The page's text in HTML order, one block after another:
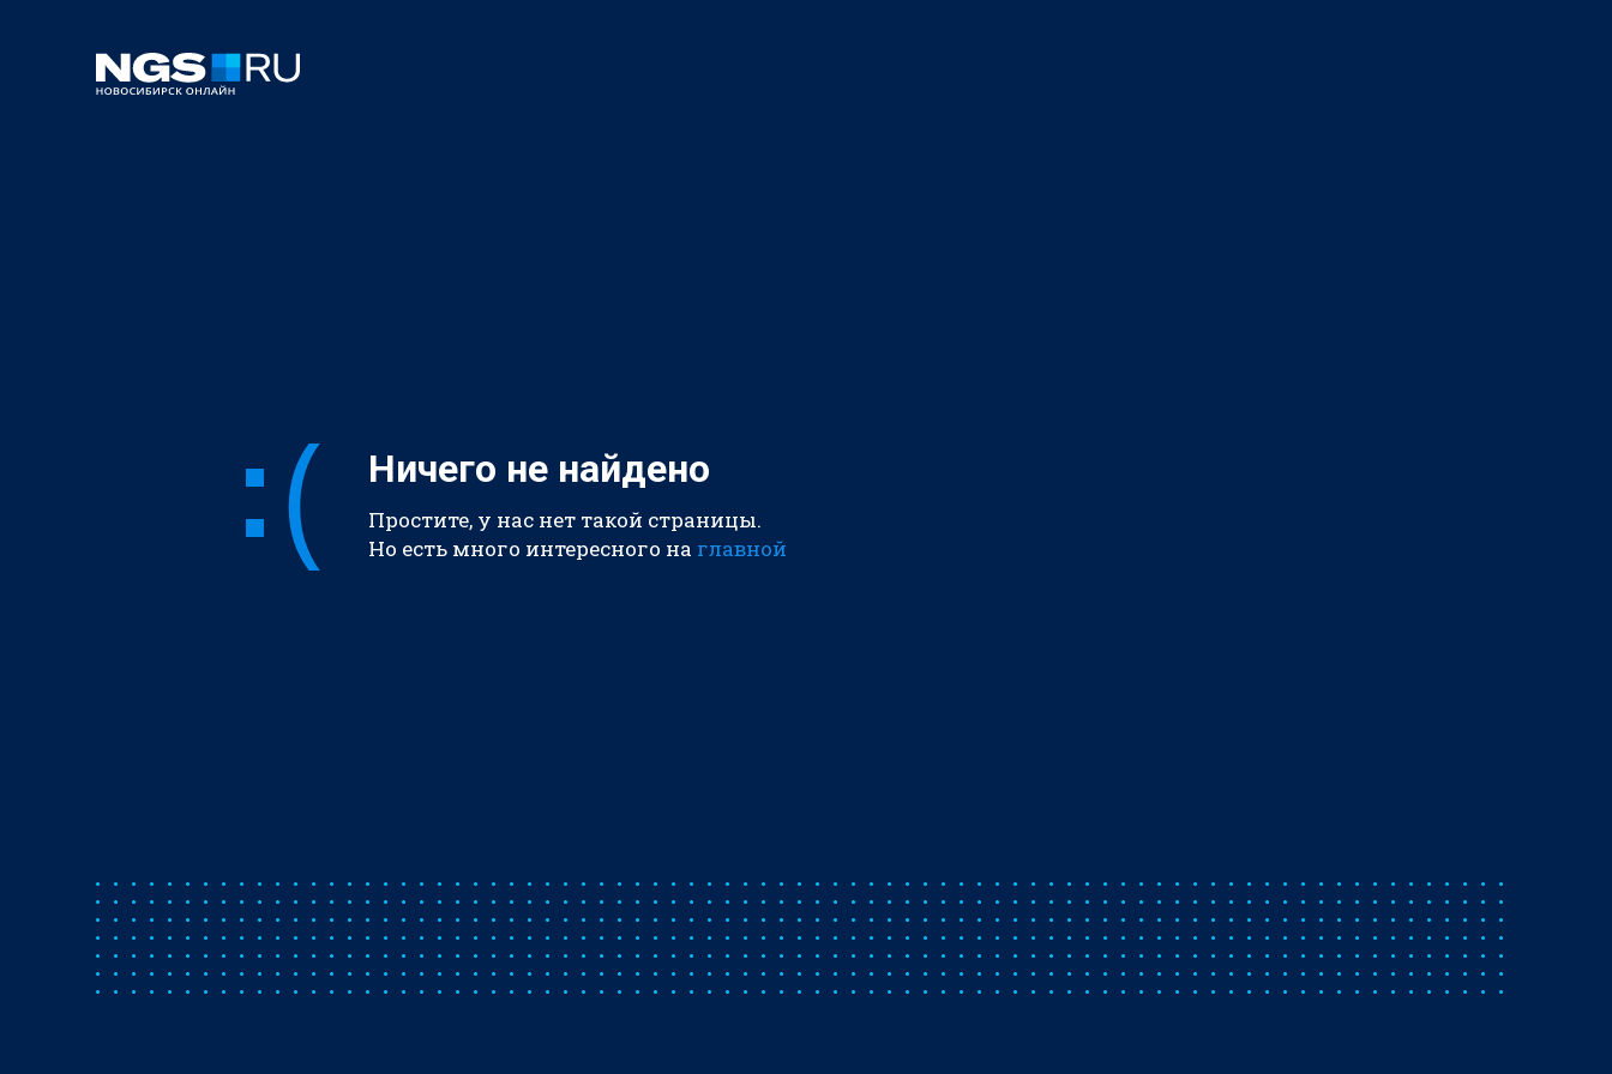
Ничего не найдено
Простите, у нас нет такой страницы.
Но есть много интересного на главной